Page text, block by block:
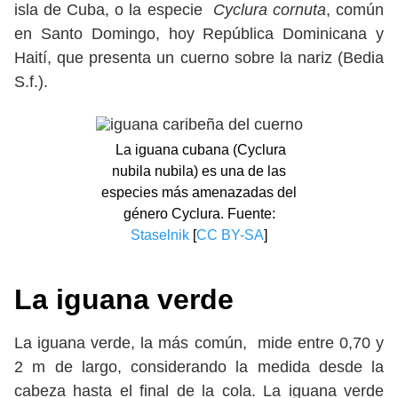
isla de Cuba, o la especie Cyclura cornuta, común
en Santo Domingo, hoy República Dominicana y
Haití, que presenta un cuerno sobre la nariz (Bedia
S.f.).
La iguana cubana (Cyclura
nubila nubila) es una de las
especies más amenazadas del
género Cyclura. Fuente:
Staselnik [CC BY-SA]
La iguana verde
La iguana verde, la más común, mide entre 0,70 y
2 m de largo, considerando la medida desde la
cabeza hasta el final de la cola. La iguana verde